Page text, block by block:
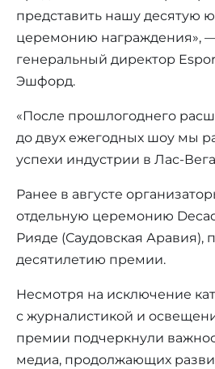
представить нашу десятую
церемонию награждения»,
генеральный директор
Эшфорд.
«После прошлогоднего
до двух ежегодных шоу мы
успехи индустрии в Лас-
Ранее в августе
отдельную церемонию
Рияде (Саудовская Аравия),
десятилетию премии.
Несмотря на исключение
с журналистикой и
премии подчеркнули
медиа, продолжающих